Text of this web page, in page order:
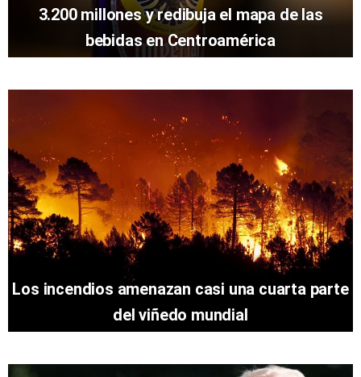
3.200 millones y redibuja el mapa de las
bebidas en Centroamérica
Los incendios amenazan casi una cuarta parte
del viñedo mundial